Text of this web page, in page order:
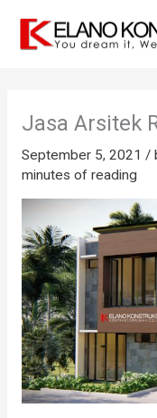
content
Jasa Arsitek
September 5, 2021 /
minutes of reading